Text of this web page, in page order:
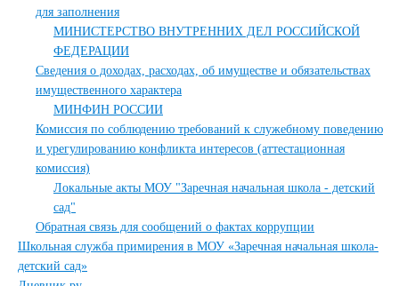
для заполнения
МИНИСТЕРСТВО ВНУТРЕННИХ ДЕЛ РОССИЙСКОЙ
ФЕДЕРАЦИИ
Сведения о доходах, расходах, об имуществе и обязательствах
имущественного характера
МИНФИН РОССИИ
Комиссия по соблюдению требований к служебному поведению
и урегулированию конфликта интересов (аттестационная
комиссия)
Локальные акты МОУ "Заречная начальная школа - детский
сад"
Обратная связь для сообщений о фактах коррупции
Школьная служба примирения в МОУ «Заречная начальная школа-
детский сад»